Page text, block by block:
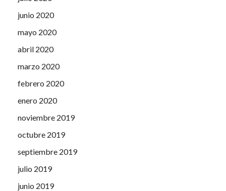
junio 2020
mayo 2020
abril 2020
marzo 2020
febrero 2020
enero 2020
noviembre 2019
octubre 2019
septiembre 2019
julio 2019
junio 2019